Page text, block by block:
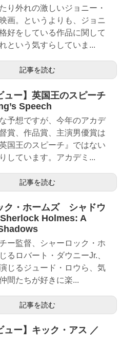
り外れの激しいジョニー・
画。というよりも、ジョニ
好をしている作品に関して
という気すらしていま...
記事を読む
ュー】英国王のスピーチ
Speech
予想ですが、今年のアカデ
賞、作品賞、主演男優賞は
国王のスピーチ』ではない
しています。アカデミ...
記事を読む
ク・ホームズ シャドウ
Holmes: A
ー監督、シャーロック・ホ
るロバート・ダウニーJr.、
じるジュード・ロウら、気
間たちが好きに楽...
記事を読む
ュー】キック・アス ／